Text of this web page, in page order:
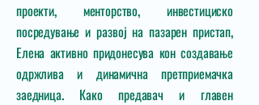
проекти, менторство, инвестициско
посредување и развој на пазарен пристап,
Елена активно придонесува кон создавање
одржлива и динамична претприемачка
заедница. Како предавач и главен